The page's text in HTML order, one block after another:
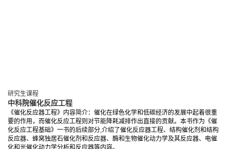
研究生课程
中科院催化反应工程
《催化反应器工程》内容简介：催化在绿色化学和低碳经济的发展中起着很重
要的作用，而催化反应工程则对节能降耗减排作出直接的贡献。本书作为《催
化反应工程基础》一书的后续部分,介绍了催化反应器工程、结构催化剂和结构
反应器、蜂窝独居石催化剂和反应器、酶和生物催化动力学及其反应器、电催
化和光催化动力学分析和反应器等内容。